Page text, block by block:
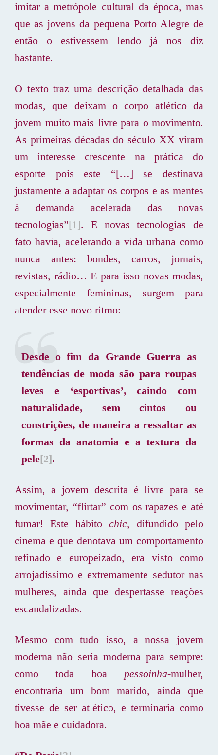
imitar a metrópole cultural da época, mas
que as jovens da pequena Porto Alegre de
então o estivessem lendo já nos diz
bastante.
O texto traz uma descrição detalhada das
modas, que deixam o corpo atlético da
jovem muito mais livre para o movimento.
As primeiras décadas do século XX viram
um interesse crescente na prática do
esporte pois este “[…] se destinava
justamente a adaptar os corpos e as mentes
à demanda acelerada das novas
tecnologias”[1]. E novas tecnologias de
fato havia, acelerando a vida urbana como
nunca antes: bondes, carros, jornais,
revistas, rádio… E para isso novas modas,
especialmente femininas, surgem para
atender esse novo ritmo:
Desde o fim da Grande Guerra as
tendências de moda são para roupas
leves e ‘esportivas’, caindo com
naturalidade, sem cintos ou
constrições, de maneira a ressaltar as
formas da anatomia e a textura da
pele[2].
Assim, a jovem descrita é livre para se
movimentar, “flirtar” com os rapazes e até
fumar! Este hábito chic, difundido pelo
cinema e que denotava um comportamento
refinado e europeizado, era visto como
arrojadíssimo e extremamente sedutor nas
mulheres, ainda que despertasse reações
escandalizadas.
Mesmo com tudo isso, a nossa jovem
moderna não seria moderna para sempre:
como toda boa pessoinha-mulher,
encontraria um bom marido, ainda que
tivesse de ser atlético, e terminaria como
boa mãe e cuidadora.